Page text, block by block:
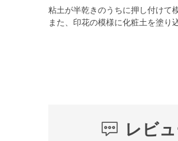
粘土が半乾きのうちに押し付けて
また、印花の模様に化粧土を塗り
レビ